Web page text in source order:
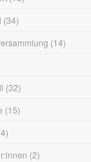
(34)
(14)
(32)
(15)
(4)
(2)